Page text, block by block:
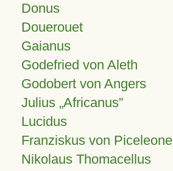
Donus
Douerouet
Gaianus
Godefried von Aleth
Godobert von Angers
Julius Africanus
Lucidus
Franziskus von Piceleone
Nikolaus Thomacellus